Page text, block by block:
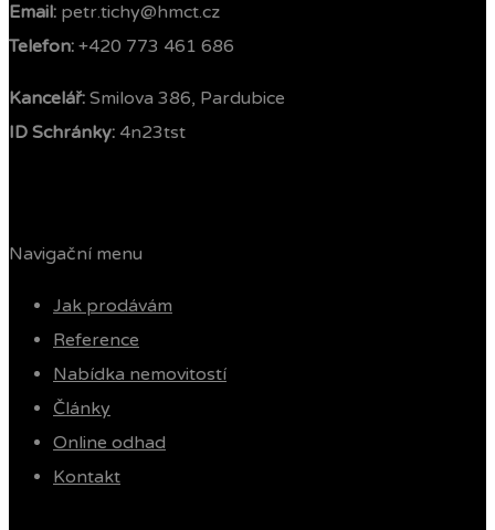
Email: petr.tichy@hmct.cz
Telefon: ‭ +420 773 461 686‬
Kancelář: Smilova 386, Pardubice
ID Schránky: 4n23tst
Navigační menu
Jak prodávám
Reference
Nabídka nemovitostí
Články
Online odhad
Kontakt